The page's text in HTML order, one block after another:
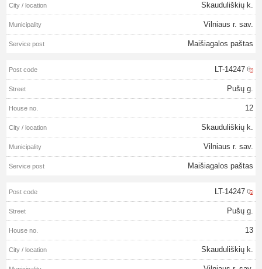
Skauduliškių k.
Vilniaus r. sav.
Maišiagalos paštas
LT-14247
Pušų g.
12
Skauduliškių k.
Vilniaus r. sav.
Maišiagalos paštas
LT-14247
Pušų g.
13
Skauduliškių k.